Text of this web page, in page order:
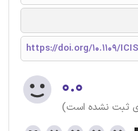
https://doi.org/10.1109/
۰.۰
ثبت نشده است)